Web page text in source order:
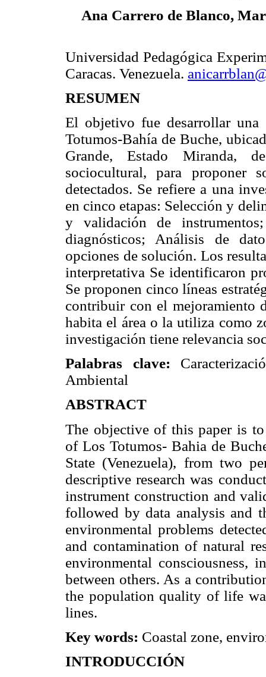
Ana Carrero de Blanco,
Universidad Pedagógica
Caracas. Venezuela.
RESUMEN
El objetivo fue desarrollar una
Totumos-Bahía de Buche,
Grande, Estado Miranda,
sociocultural, para proponer
detectados. Se refiere a una
en cinco etapas: Selección y
y validación de
diagnósticos; Análisis de
opciones de solución. Los
interpretativa Se identificaron
Se proponen cinco líneas
contribuir con el mejoramiento
habita el área o la utiliza como
investigación tiene relevancia
Palabras clave:
Ambiental
ABSTRACT
The objective of this paper is
of Los Totumos- Bahia de
State (Venezuela), from two
descriptive research was
instrument construction and
followed by data analysis and
environmental problems
and contamination of natural
environmental consciousness,
between others. As a
the population quality of life
lines.
Key words: Coastal zone,
INTRODUCCIÓN